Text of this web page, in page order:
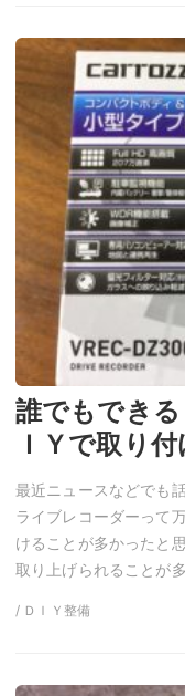
誰でもでき
ＩＹで取り
最近ニュースなどでも
ライブレコーダーって
けることが多かったと
取り上げられることが
/ ＤＩＹ整備